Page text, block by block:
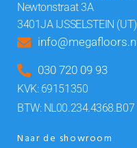
Newtonstraat 3A
3401JA IJSSELSTEIN (UT)
info@megafloors.nl
030 720 09 93
KVK: 69151350
BTW: NL00.234.4368.B07
Naar de showroom